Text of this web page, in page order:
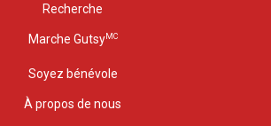
Recherche
Marche GutsyMC
Soyez bénévole
À propos de nous